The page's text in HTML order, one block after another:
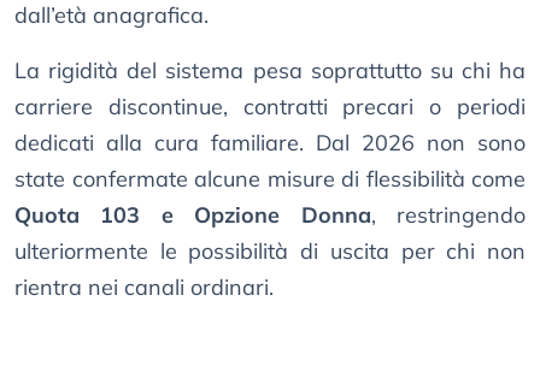
dall’età anagrafica.
La rigidità del sistema pesa soprattutto su chi ha
carriere discontinue, contratti precari o periodi
dedicati alla cura familiare. Dal 2026 non sono
state confermate alcune misure di flessibilità come
Quota 103 e Opzione Donna, restringendo
ulteriormente le possibilità di uscita per chi non
rientra nei canali ordinari.